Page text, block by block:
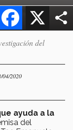
X
Facebook
del
04/2020
ayuda a la
del